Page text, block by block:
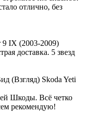
отлично, без
IX (2003-2009)
доставка. 5 звезд
(Взгляд) Skoda Yeti
Шкоды. Всё четко
рекомендую!